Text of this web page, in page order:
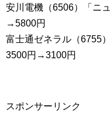
安川電機（6506）「ニ
→5800円
富士通ゼネラル（6755
3500円→3100円
スポンサーリンク